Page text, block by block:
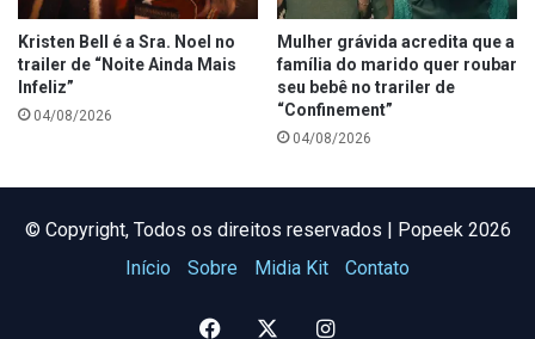
Kristen Bell é a Sra. Noel no
trailer de “Noite Ainda Mais
Infeliz”
04/08/2026
Mulher grávida acredita que a
família do marido quer roubar
seu bebê no trariler de
“Confinement”
04/08/2026
©️ Copyright, Todos os direitos reservados | Popeek 2026
Início
Sobre Midia Kit Contato
Facebook Instagram